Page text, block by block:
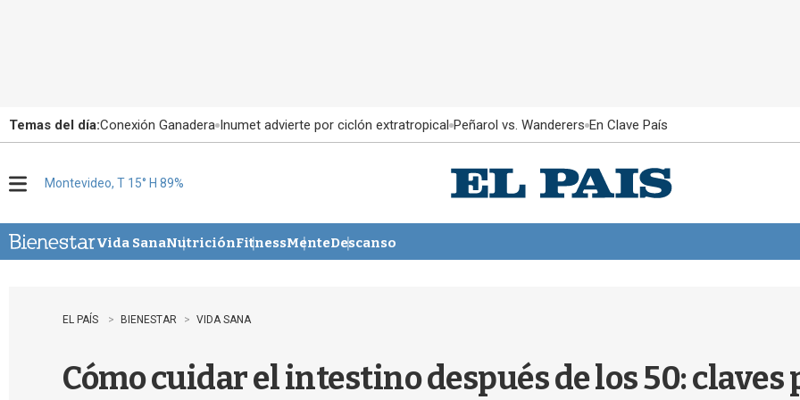
Temas del día:Conexión Ganadera Inumet advierte por ciclón extratropical Peñarol vs. Wanderers En Clave País
u
Montevideo, T 15° H 89%
Vida SanaNutriciónFitnessMenteDescanso
EL PAÍS BIENESTAR VIDA SANA
Cómo cuidar el intestino después de los 50: